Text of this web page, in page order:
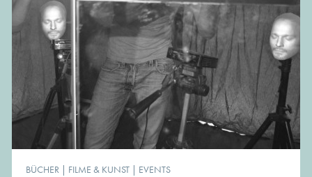
BÜCHER | FILME & KUNST | EVENTS